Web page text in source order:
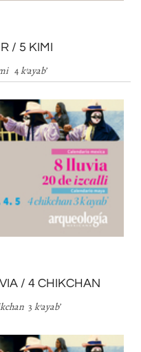
/ 5 KIMI
4k’ayab’
/ 4 CHIKCHAN
3 k’ayab’